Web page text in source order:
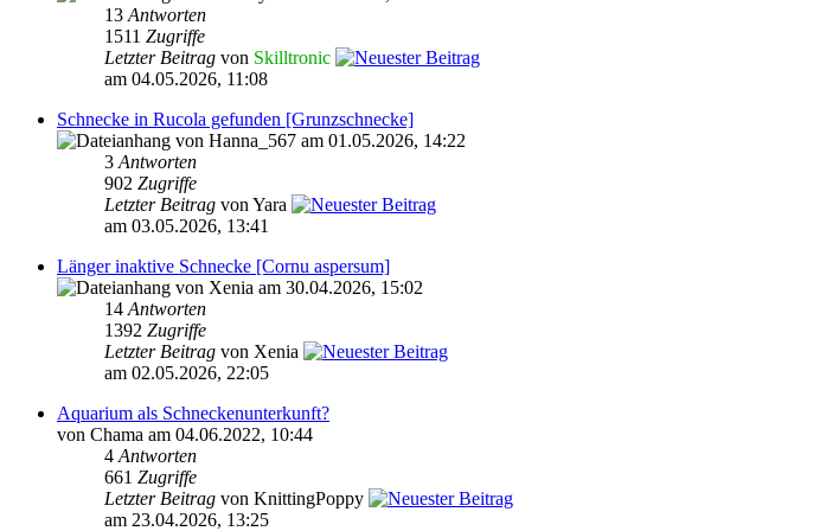
13 Antworten
1511 Zugriffe
Letzter Beitrag von Skilltronic
am 04.05.2026, 11:08
Schnecke in Rucola gefunden [Grunzschnecke]
von Hanna_567 am 01.05.2026, 14:22
3 Antworten
902 Zugriffe
Letzter Beitrag von Yara
am 03.05.2026, 13:41
Länger inaktive Schnecke [Cornu aspersum]
von Xenia am 30.04.2026, 15:02
14 Antworten
1392 Zugriffe
Letzter Beitrag von Xenia
am 02.05.2026, 22:05
Aquarium als Schneckenunterkunft?
von Chama am 04.06.2022, 10:44
4 Antworten
661 Zugriffe
Letzter Beitrag von KnittingPoppy
am 23.04.2026, 13:25